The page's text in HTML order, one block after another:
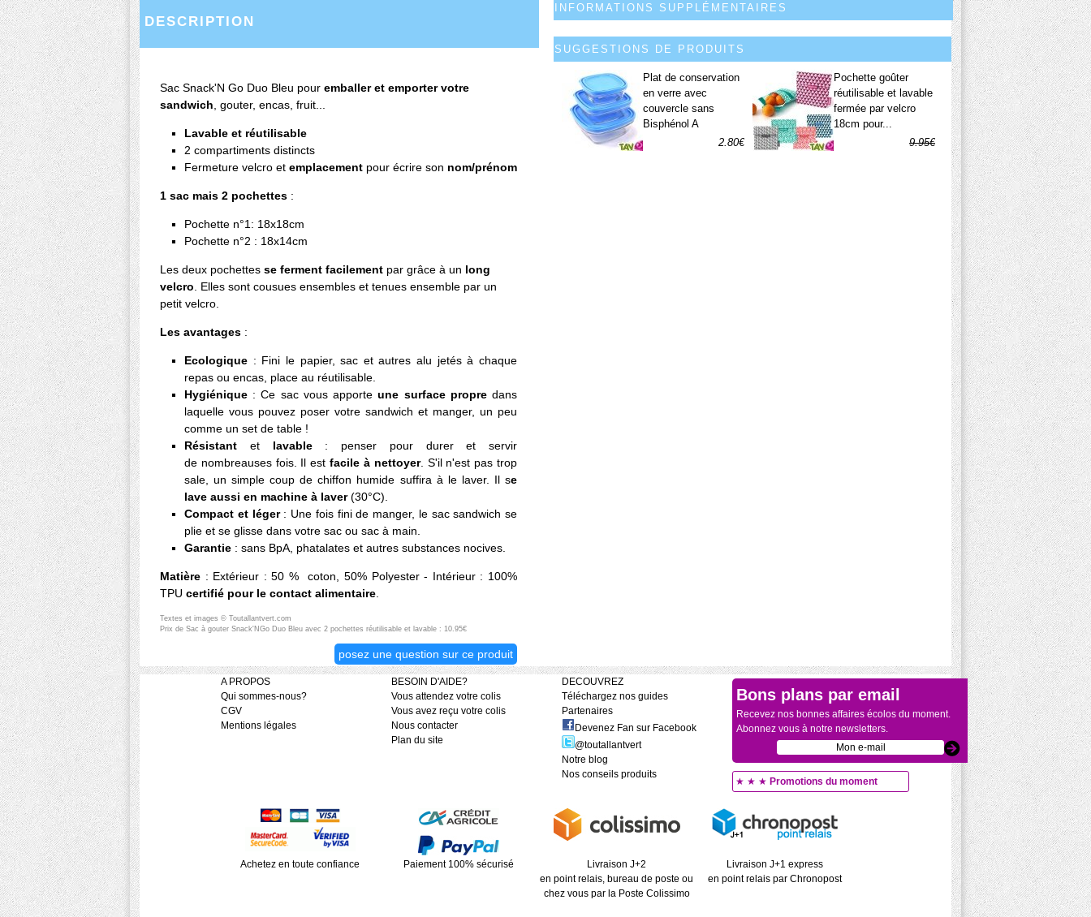
INFORMATIONS SUPPLÉMENTAIRES
SUGGESTIONS DE PRODUITS
Plat de conservation
en verre avec
couvercle sans
Bisphénol A
2.80€
Pochette goûter
réutilisable et lavable
fermée par velcro
18cm pour...
9.95€
DESCRIPTION
Sac Snack'N Go Duo Bleu pour emballer et emporter votre
sandwich, gouter, encas, fruit...
Lavable et réutilisable
2 compartiments distincts
Fermeture velcro et emplacement pour écrire son nom/prénom
1 sac mais 2 pochettes :
Pochette n°1: 18x18cm
Pochette n°2 : 18x14cm
Les deux pochettes se ferment facilement par grâce à un long
velcro. Elles sont cousues ensembles et tenues ensemble par un
petit velcro.
Les avantages :
Ecologique : Fini le papier, sac et autres alu jetés à chaque
repas ou encas, place au réutilisable.
Hygiénique : Ce sac vous apporteune surface propredans
laquelle vous pouvez poser votre sandwich et manger, un peu
comme un set de table !
Résistant et lavable : penser pour durer et servir
de nombreauses fois. Il estfacile à nettoyer. S'il n'est pas trop
sale, un simple coup de chiffon humide suffira à le laver. Il se
lave aussi en machine à laver(30°C).
Compact et léger : Une fois fini de manger, le sac sandwich se
plie et se glisse dans votre sac ou sac à main.
Garantie : sans BpA, phatalates et autres substances nocives.
Matière : Extérieur : 50 % coton, 50% Polyester - Intérieur : 100%
TPU certifié pour le contact alimentaire.
Textes et images © Toutallantvert.com
Prix de Sac à gouter Snack'NGo Duo Bleu avec 2 pochettes réutilisable et lavable : 10.95€
posez une question sur ce produit
A PROPOS
Qui sommes-nous?
CGV
Mentions légales
BESOIN D'AIDE?
Vous attendez votre colis
Vous avez reçu votre colis
Nous contacter
Plan du site
DECOUVREZ
Téléchargez nos guides
Partenaires
Devenez Fan sur Facebook
@toutallantvert
Notre blog
Nos conseils produits
Bons plans par email
Recevez nos bonnes affaires écolos du moment.
Abonnez vous à notre newsletters.
★ ★ ★ Promotions du moment
Achetez en toute confiance Paiement 100% sécurisé
Livraison J+2
en point relais, bureau de poste ou
chez vous par la Poste Colissimo
Livraison J+1 express
en point relais par Chronopost